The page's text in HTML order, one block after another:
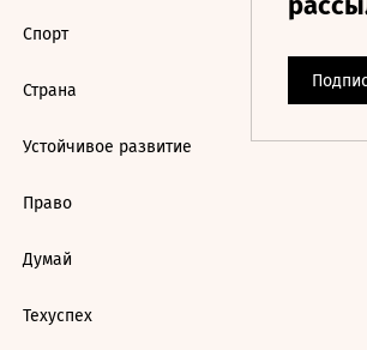
Спорт
Страна
Устойчивое развитие
Право
Думай
Техуспех